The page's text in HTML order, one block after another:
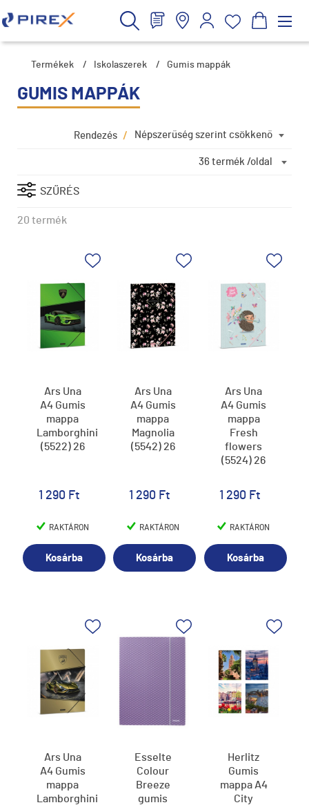
Termékek / Iskolaszerek / Gumis mappák
GUMIS MAPPÁK
Népszerűség szerint csökkenő
Rendezés /
36 termék /oldal
SZŰRÉS
20 termék
Ars Una
A4 Gumis
mappa
Lamborghini
(5522) 26
1 290 Ft
RAKTÁRON
Kosárba
Ars Una
A4 Gumis
mappa
Magnolia
(5542) 26
1 290 Ft
RAKTÁRON
Kosárba
Ars Una
A4 Gumis
mappa
Fresh
flowers
(5524) 26
1 290 Ft
RAKTÁRON
Kosárba
Ars Una
A4 Gumis
mappa
Lamborghini
Esselte
Colour
Breeze
gumis
Herlitz
Gumis
mappa A4
City